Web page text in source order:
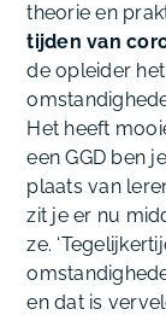
theorie en
tijden van
de opleider
Het heeft
een GGD ben
plaats van
zit je er nu
ze.
en dat is